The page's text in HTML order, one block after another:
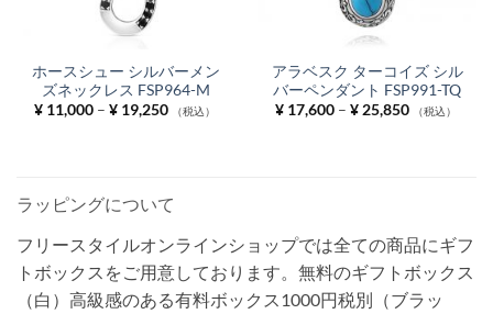
ホースシュー シルバーメン
ズネックレス FSP964-M
¥11,000 – ¥19,250価
格
（税込）
アラベスク ターコイズ シル
バーペンダント FSP991-TQ
¥17,600 – ¥25,850価
格
（税込）
ラッピングについて
フリースタイルオンラインショップでは全ての商品にギフ
トボックスをご用意しております。無料のギフトボックス
（白）高級感のある有料ボックス1000円税別（ブラッ